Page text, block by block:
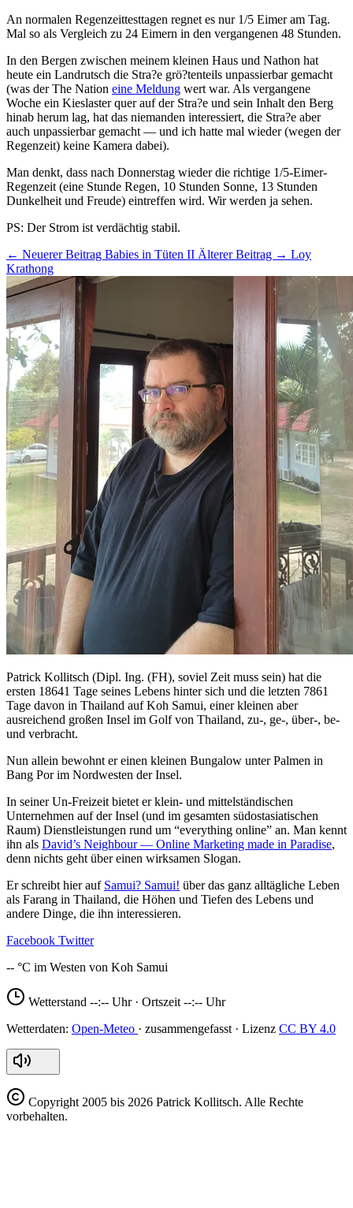
An normalen Regenzeittesttagen regnet es nur 1/5 Eimer am Tag.
Mal so als Vergleich zu 24 Eimern in den vergangenen 48 Stunden.
In den Bergen zwischen meinem kleinen Haus und Nathon hat
heute ein Landrutsch die Stra?e grö?tenteils unpassierbar gemacht
(was der The Nation eine Meldung wert war. Als vergangene
Woche ein Kieslaster quer auf der Stra?e und sein Inhalt den Berg
hinab herum lag, hat das niemanden interessiert, die Stra?e aber
auch unpassierbar gemacht — und ich hatte mal wieder (wegen der
Regenzeit) keine Kamera dabei).
Man denkt, dass nach Donnerstag wieder die richtige 1/5-Eimer-
Regenzeit (eine Stunde Regen, 10 Stunden Sonne, 13 Stunden
Dunkelheit und Freude) eintreffen wird. Wir werden ja sehen.
PS: Der Strom ist verdächtig stabil.
← Neuerer Beitrag Babies in Tüten II Älterer Beitrag → Loy
Krathong
Patrick Kollitsch (Dipl. Ing. (FH), soviel Zeit muss sein) hat die
ersten 18641 Tage seines Lebens hinter sich und die letzten 7861
Tage davon in Thailand auf Koh Samui, einer kleinen aber
ausreichend großen Insel im Golf von Thailand, zu-, ge-, über-, be-
und verbracht.
Nun allein bewohnt er einen kleinen Bungalow unter Palmen in
Bang Por im Nordwesten der Insel.
In seiner Un-Freizeit bietet er klein- und mittelständischen
Unternehmen auf der Insel (und im gesamten südostasiatischen
Raum) Dienstleistungen rund um “everything online” an. Man kennt
ihn als David’s Neighbour — Online Marketing made in Paradise,
denn nichts geht über einen wirksamen Slogan.
Er schreibt hier auf Samui? Samui! über das ganz alltägliche Leben
als Farang in Thailand, die Höhen und Tiefen des Lebens und
andere Dinge, die ihn interessieren.
Facebook Twitter
--
Wetterstand --:-- Uhr · Ortszeit --:-- Uhr
Open-Meteo
CC BY 4.0
Copyright 2005 bis 2026 Patrick Kollitsch. Alle Rechte
vorbehalten.